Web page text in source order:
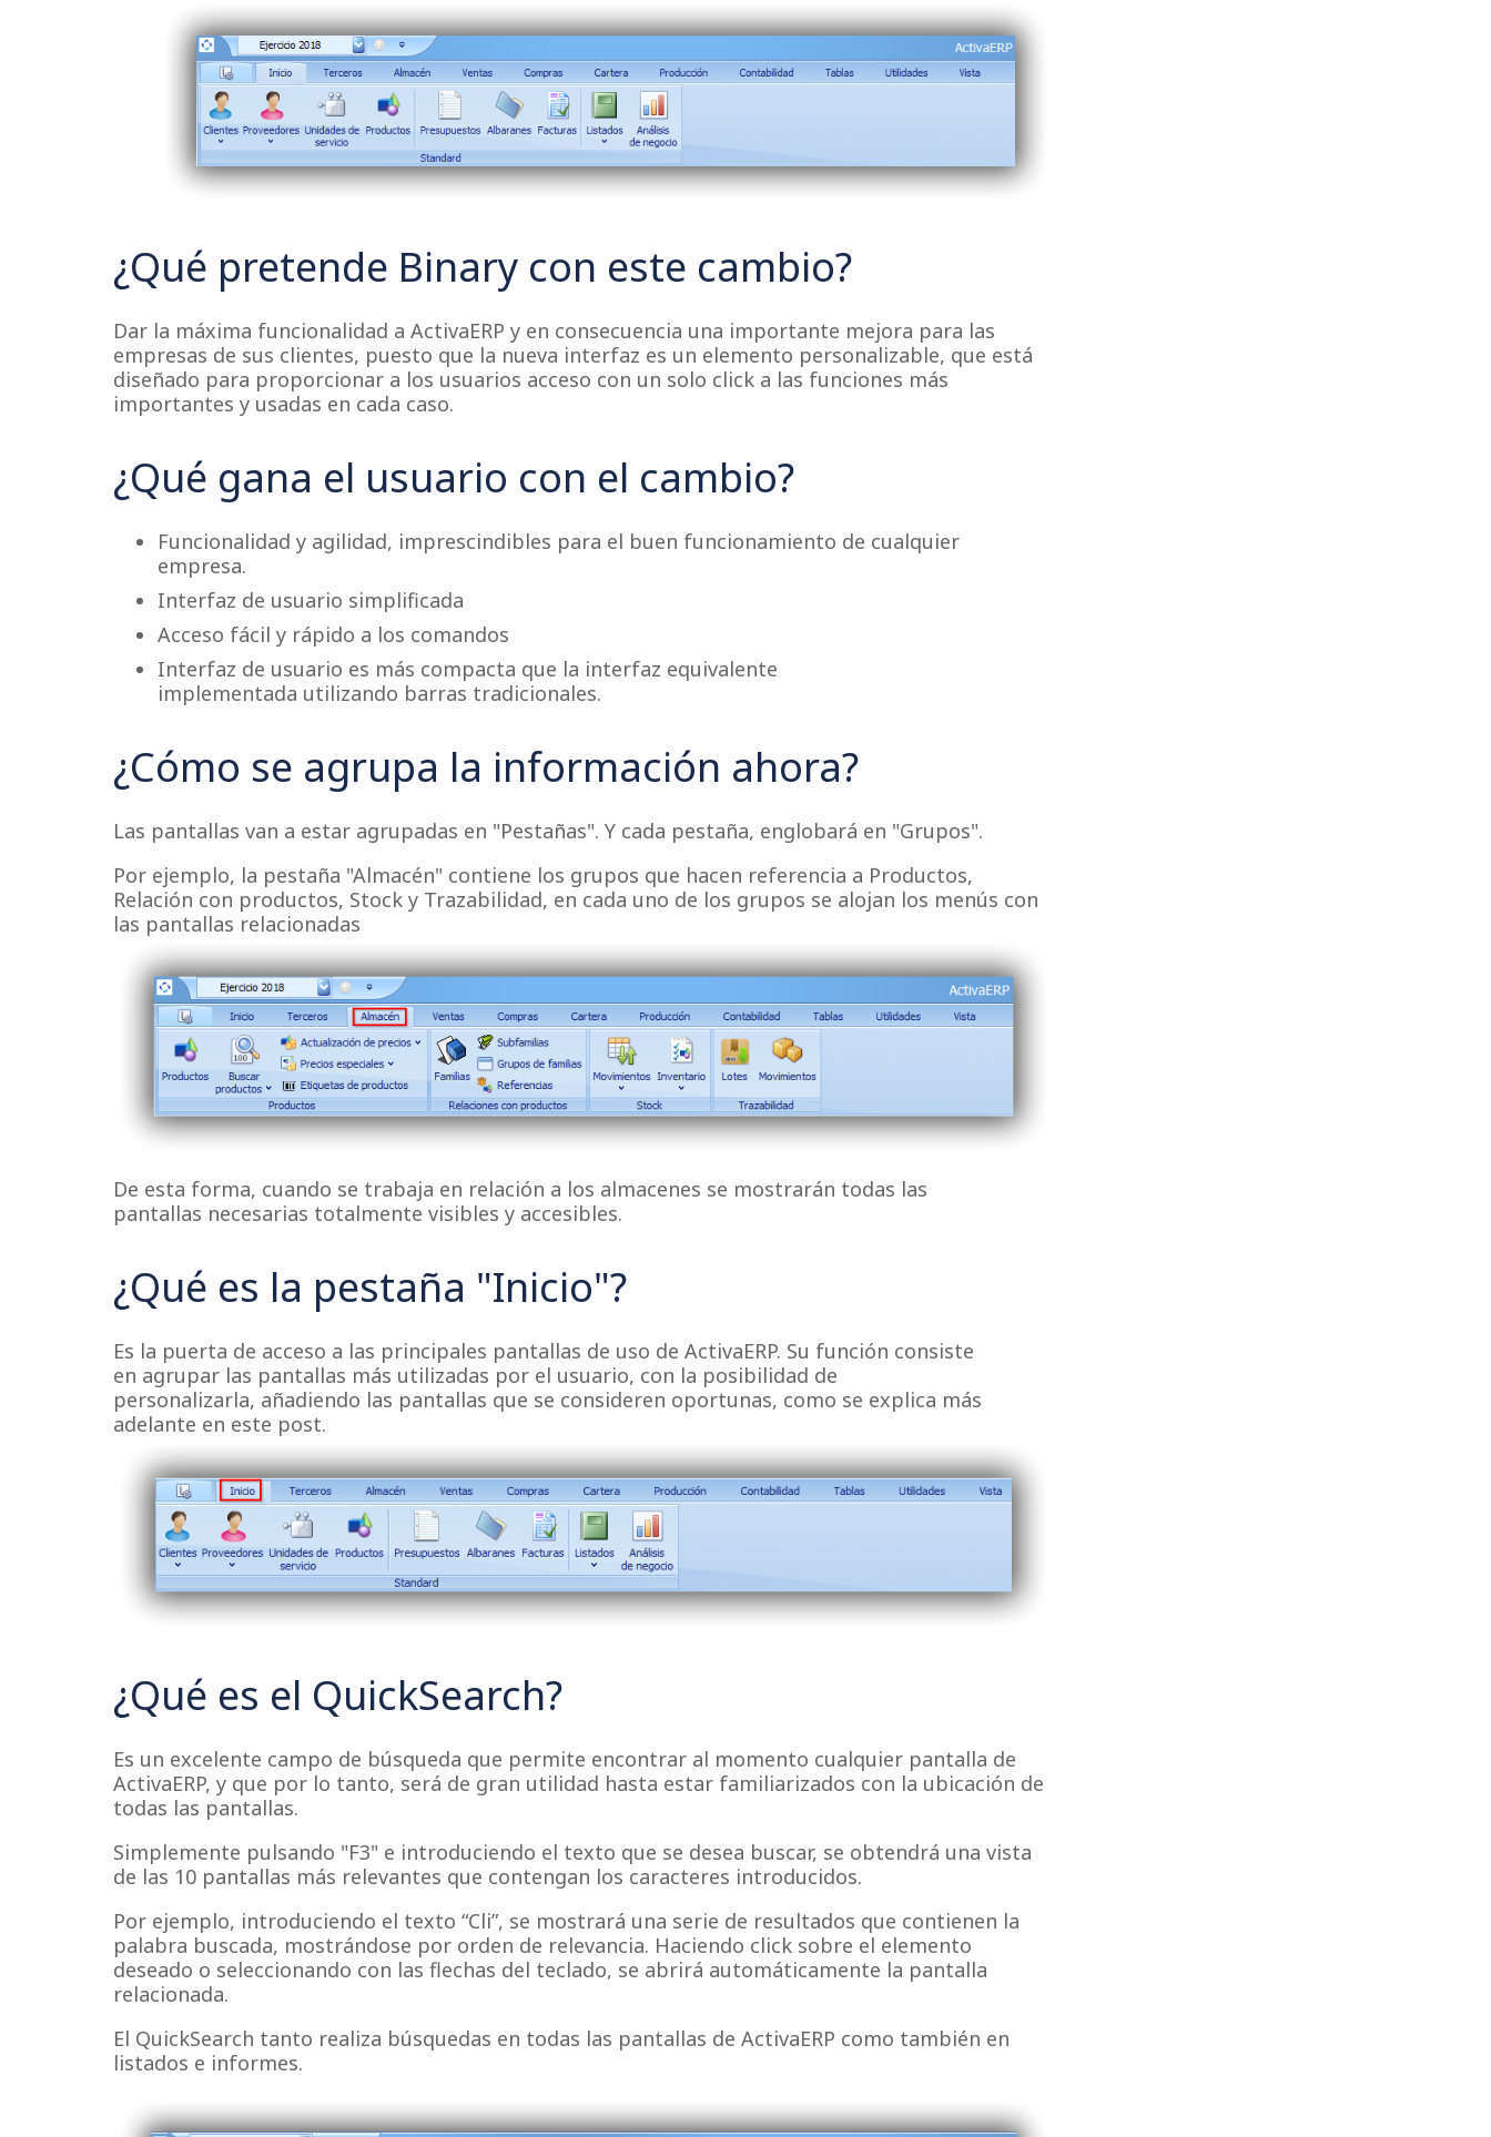
¿Qué pretende Binary con este cambio?
Dar la máxima funcionalidad a ActivaERP y en consecuencia una importante mejora para las
empresas de sus clientes, puesto que la nueva interfaz es un elemento personalizable, que está
diseñado para proporcionar a los usuarios acceso con un solo click a las funciones más
importantes y usadas en cada caso.
¿Qué gana el usuario con el cambio?
Funcionalidad y agilidad, imprescindibles para el buen funcionamiento de cualquier
empresa.
Interfaz de usuario simplificada
Acceso fácil y rápido a los comandos
Interfaz de usuario es más compacta que la interfaz equivalente
implementada utilizando barras tradicionales.
¿Cómo se agrupa la información ahora?
Las pantallas van a estar agrupadas en "Pestañas". Y cada pestaña, englobará en "Grupos".
Por ejemplo, la pestaña "Almacén" contiene los grupos que hacen referencia a Productos,
Relación con productos, Stock y Trazabilidad, en cada uno de los grupos se alojan los menús con
las pantallas relacionadas
De esta forma, cuando se trabaja en relación a los almacenes se mostrarán todas las
pantallas necesarias totalmente visibles y accesibles.
¿Qué es la pestaña "Inicio"?
Es la puerta de acceso a las principales pantallas de uso de ActivaERP.​ Su función consiste
en agrupar las pantallas más utilizadas por el usuario, con la posibilidad de
personalizarla, añadiendo las pantallas que se consideren oportunas, como se explica más
adelante en este post.
​​¿Qué es el QuickSearch?
Es un excelente campo de búsqueda que permite encontrar al momento cualquier pantalla de
ActivaERP, y que por lo tanto, será de gran utilidad hasta estar familiarizados con la ubicación de
todas las pantallas.
Simplemente pulsando "F3" e introduciendo el texto que se desea buscar, se obtendrá una vista
de las 10 pantallas más relevantes que contengan los caracteres introducidos.
Por ejemplo, introduciendo el texto “Cli”, se mostrará una serie de resultados que contienen la
palabra buscada, mostrándose por orden de relevancia. Haciendo click sobre el elemento
deseado o seleccionando con las flechas del teclado, se abrirá automáticamente la pantalla
relacionada.
El QuickSearch tanto realiza búsquedas en todas las pantallas de ActivaERP como también en
listados e informes.